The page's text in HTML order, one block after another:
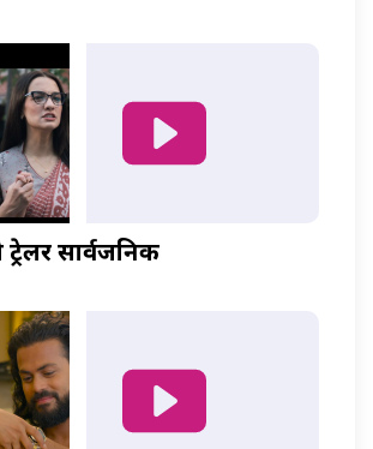
ट्रेलर सार्वजनिक